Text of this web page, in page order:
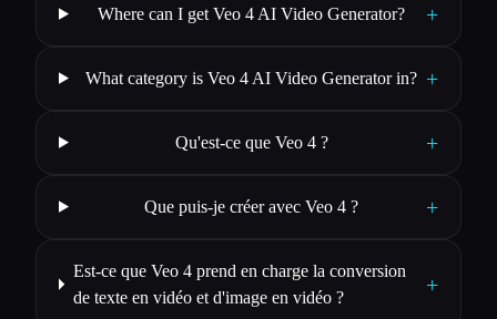
Where can I get Veo 4 AI Video Generator? +
What category is Veo 4 AI Video Generator in? +
Qu'est-ce que Veo 4 ? +
Que puis-je créer avec Veo 4 ? +
Est-ce que Veo 4 prend en charge la conversion
de texte en vidéo et d'image en vidéo ?
+